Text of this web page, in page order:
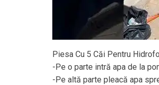
Piesa Cu 5 Căi Pentru
-Pe o parte intră apa de la
-Pe altă parte pleacă apa